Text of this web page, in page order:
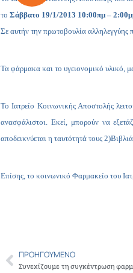
το Σάββατο 19/1/2013 10:00πμ –
Σε αυτήν την πρωτοβουλία αλληλεγγύης
Τα φάρμακα και το υγειονομικό υλικό,
Το Ιατρείο Κοινωνικής Αποστολής
ανασφάλιστοι. Εκεί, μπορούν να
αποδεικνύεται η ταυτότητά τους
Επίσης, το κοινωνικό Φαρμακείο του
Prev
ΠΡΟΗΓΟΎΜΕΝΟ